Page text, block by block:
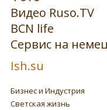
Видео Ruso.TV
BCN life
Сервис на
Ish.su
Бизнес и Индустрия
Светская жизнь